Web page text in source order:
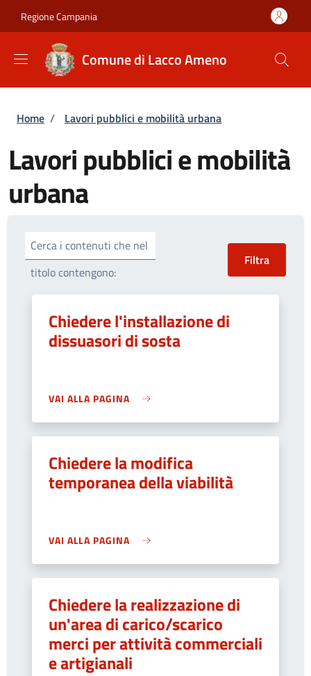
Regione Campania
Comune di Lacco Ameno
Briciole di pane
Home / Lavori pubblici e mobilità urbana
Lavori pubblici e mobilità
urbana
Cerca i contenuti che nel
titolo contengono:
Chiedere l'installazione di
dissuasori di sosta
VAI ALLA PAGINA
Chiedere la modifica
temporanea della viabilità
VAI ALLA PAGINA
Chiedere la realizzazione di
un'area di carico/scarico
merci per attività commerciali
e artigianali